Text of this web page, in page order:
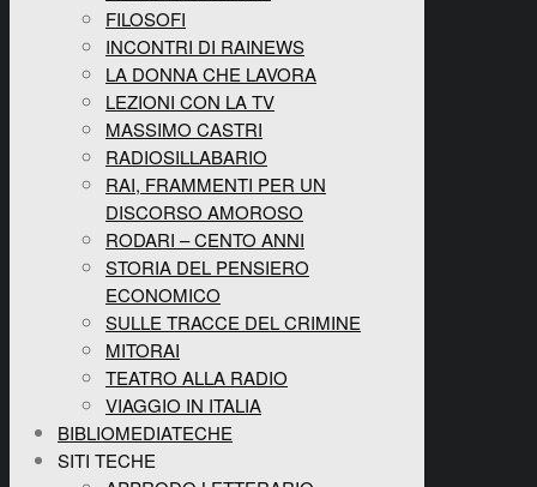
FILOSOFI
INCONTRI DI RAINEWS
LA DONNA CHE LAVORA
LEZIONI CON LA TV
MASSIMO CASTRI
RADIOSILLABARIO
RAI, FRAMMENTI PER UN
DISCORSO AMOROSO
RODARI – CENTO ANNI
STORIA DEL PENSIERO
ECONOMICO
SULLE TRACCE DEL CRIMINE
MITORAI
TEATRO ALLA RADIO
VIAGGIO IN ITALIA
BIBLIOMEDIATECHE
SITI TECHE